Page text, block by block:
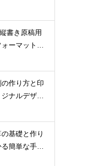
書き原稿用
ーマット
作り方と印
ナルデザイ
基礎と作り
簡単な手順